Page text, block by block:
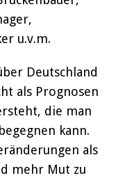
u.v.m.
Deutschland
als Prognosen
die man
kann.
als
mehr Mut zu